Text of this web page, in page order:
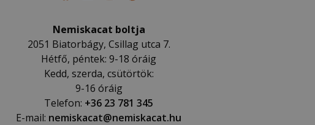
Nemiskacat boltja
2051 Biatorbágy, Csillag utca 7.
Hétfő, péntek: 9-18 óráig
Kedd, szerda, csütörtök:
9-16 óráig
Telefon: +36 23 781 345
E-mail: nemiskacat@nemiskacat.hu